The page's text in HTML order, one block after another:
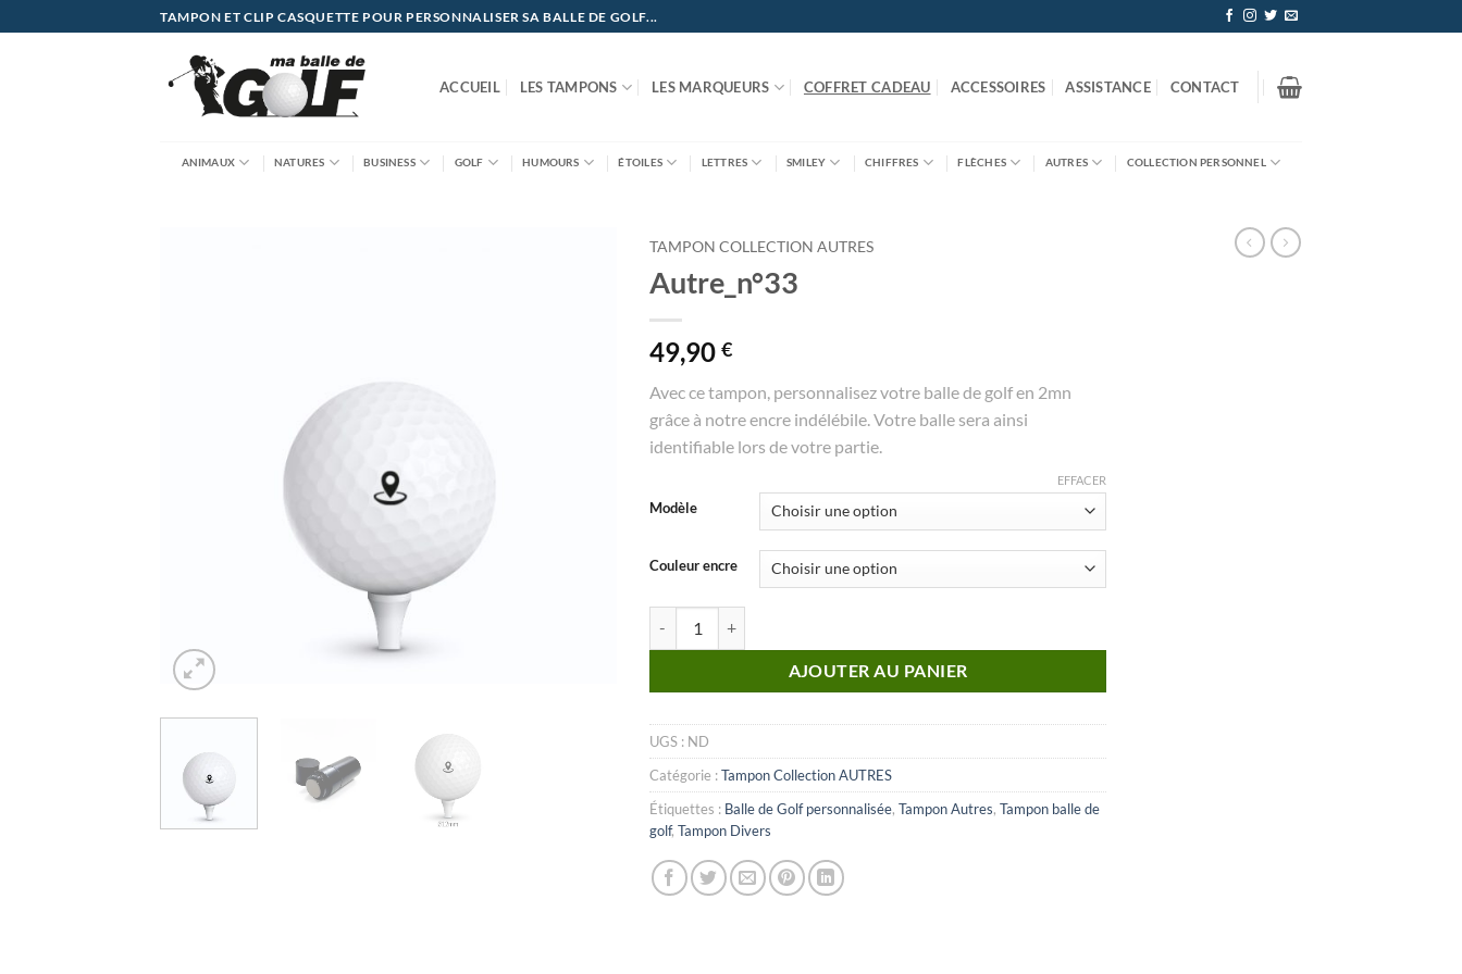
au
TAMPON ET CLIP CASQUETTE POUR PERSONNALISER SA BALLE DE GOLF...
ACCUEIL LES TAMPONS LES MARQUEURS COFFRET CADEAU ACCESSOIRES ASSISTANCE CONTACT
ANIMAUX NATURES BUSINESS GOLF HUMOURS ÉTOILES LETTRES SMILEY CHIFFRES FLÈCHES AUTRES COLLECTION PERSONNEL
TAMPON COLLECTION AUTRES
Autre_n°33
49,90 €
Avec ce tampon, personnalisez votre balle de golf en 2mn
grâce à notre encre indélébile. Votre balle sera ainsi
identifiable lors de votre partie.
Modèle
Couleur encre
EFFACER
AJOUTER AU PANIER
UGS : ND
Catégorie :Tampon Collection AUTRES
Étiquettes : Balle de Golf personnalisée, Tampon Autres, Tampon balle de
golf, Tampon Divers